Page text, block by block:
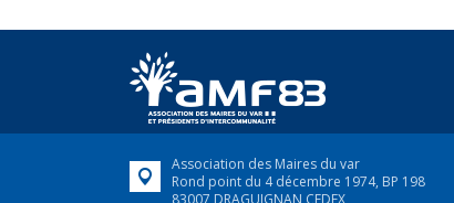
Association des Maires du var
Rond point du 4 décembre 1974, BP 198
83007 DRAGUIGNAN CEDEX